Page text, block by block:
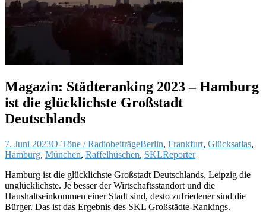
Magazin: Städteranking 2023 – Hamburg
ist die glücklichste Großstadt
Deutschlands
7. Juni 2023O-Töne / RadiobeiträgeBerlin, Frankfurt, Glücksatlas,
Hamburg, München, Raffelhüschen, SKLReporter
Hamburg ist die glücklichste Großstadt Deutschlands, Leipzig die
unglücklichste. Je besser der Wirtschaftsstandort und die
Haushaltseinkommen einer Stadt sind, desto zufriedener sind die
Bürger. Das ist das Ergebnis des SKL Großstädte-Rankings.